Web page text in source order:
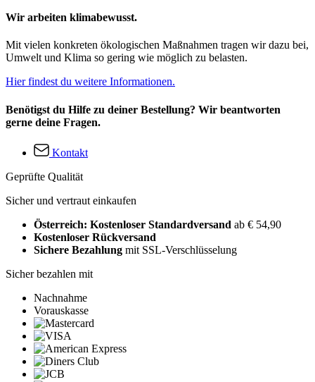
Wir arbeiten klimabewusst.
Mit vielen konkreten ökologischen Maßnahmen tragen wir dazu bei,
Umwelt und Klima so gering wie möglich zu belasten.
Hier findest du weitere Informationen.
Benötigst du Hilfe zu deiner Bestellung? Wir beantworten
gerne deine Fragen.
Kontakt
Geprüfte Qualität
Sicher und vertraut einkaufen
Österreich: Kostenloser Standardversand ab € 54,90
Kostenloser Rückversand
Sichere Bezahlung mit SSL-Verschlüsselung
Sicher bezahlen mit
Nachnahme
Vorauskasse